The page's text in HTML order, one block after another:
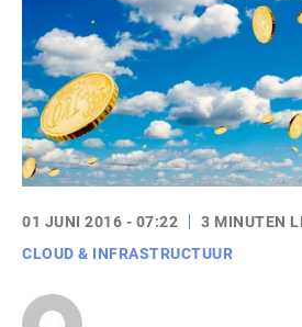
01 JUNI 2016 - 07:22 3 MINUTEN
CLOUD & INFRASTRUCTUUR